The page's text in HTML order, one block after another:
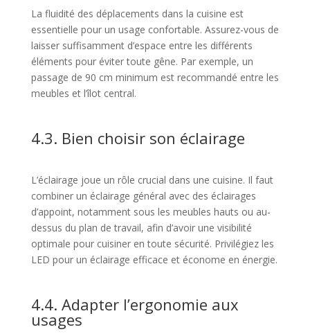
La fluidité des déplacements dans la cuisine est
essentielle pour un usage confortable. Assurez-vous de
laisser suffisamment d’espace entre les différents
éléments pour éviter toute gêne. Par exemple, un
passage de 90 cm minimum est recommandé entre les
meubles et l’îlot central.
4.3. Bien choisir son éclairage
L’éclairage joue un rôle crucial dans une cuisine. Il faut
combiner un éclairage général avec des éclairages
d’appoint, notamment sous les meubles hauts ou au-
dessus du plan de travail, afin d’avoir une visibilité
optimale pour cuisiner en toute sécurité. Privilégiez les
LED pour un éclairage efficace et économe en énergie.
4.4. Adapter l’ergonomie aux
usages